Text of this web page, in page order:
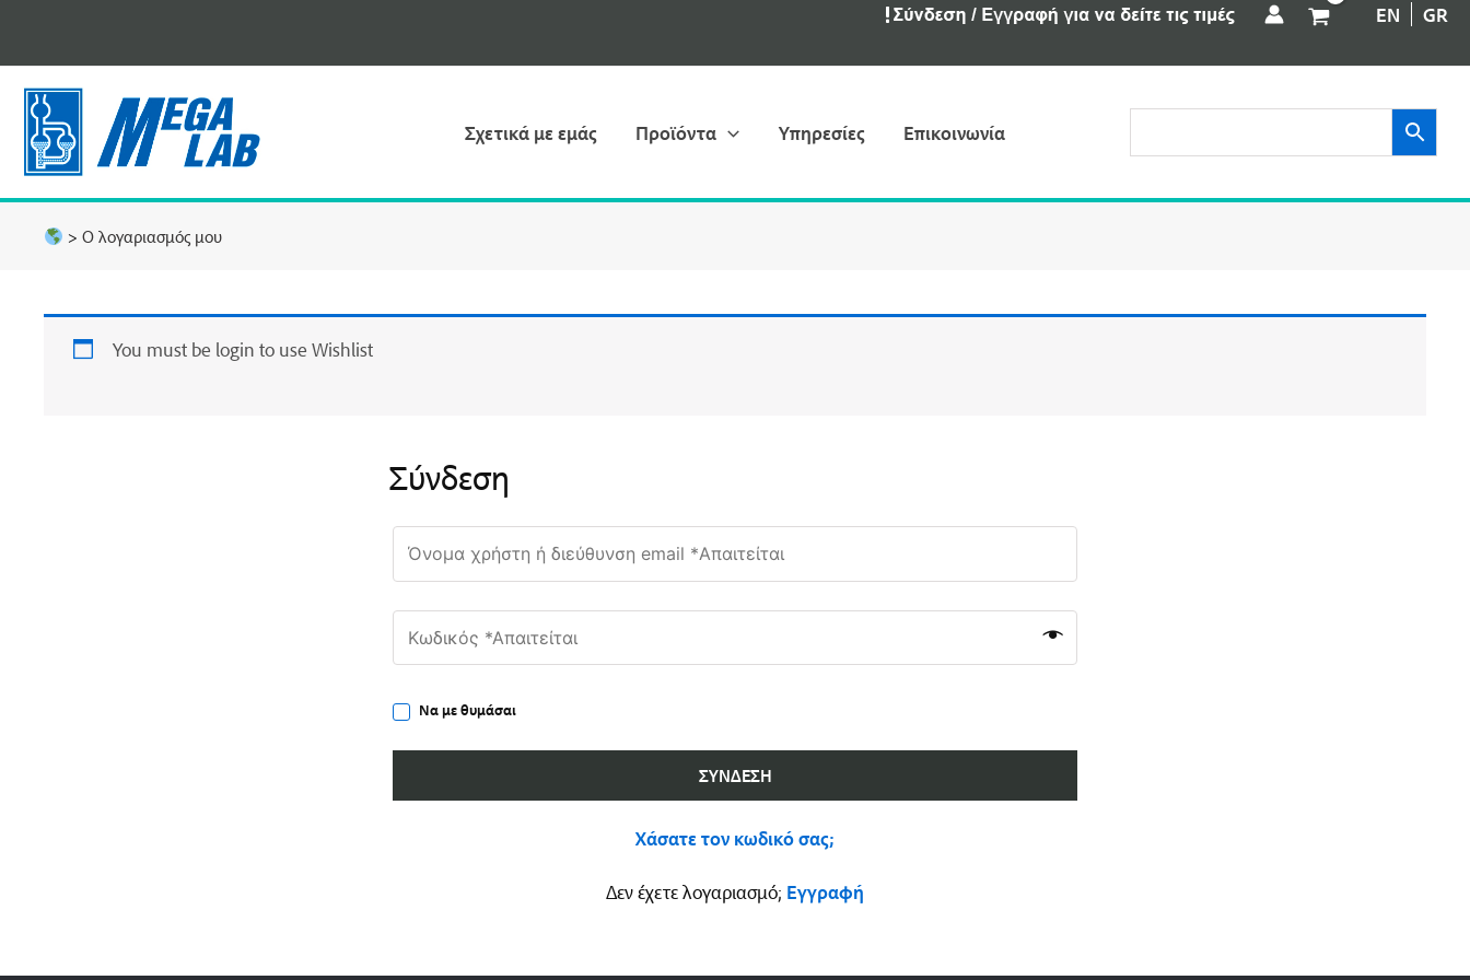
EN GR
Σχετικά με εμάς Προϊόντα Υπηρεσίες Επικοινωνία
>Ο λογαριασμός μου
You must be login to use Wishlist
Σύνδεση
Να με θυμάσαι
ΣΎΝΔΕΣΗ
Χάσατε τον κωδικό σας;
Δεν έχετε λογαριασμό; Εγγραφή